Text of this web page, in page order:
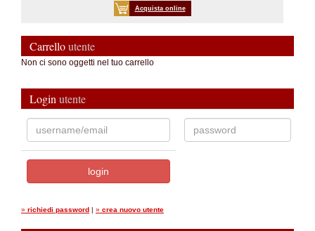
Acquista online
Carrelloutente
Non ci sono oggetti nel tuo carrello
Login utente
» richiedi password | » crea nuovo utente